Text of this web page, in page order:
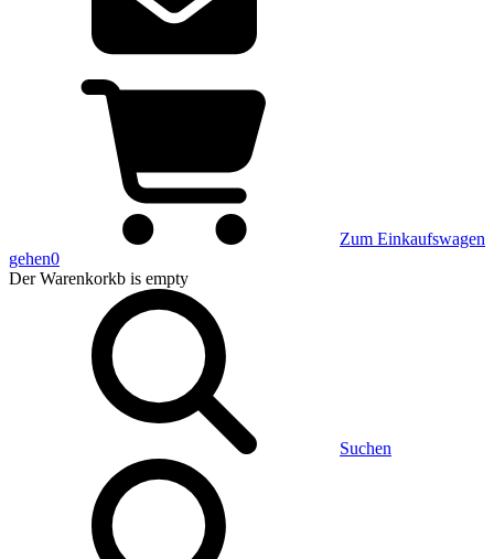
Zum Einkaufswagen
gehen0
Der Warenkorkb is empty
Suchen